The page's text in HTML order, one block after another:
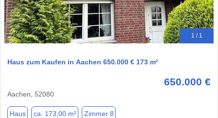
1 / 1
Haus zum Kaufen in Aachen 650.000 € 173 m²
650.000 €
Aachen, 52080
Haus ca. 173,00 m² Zimmer 8